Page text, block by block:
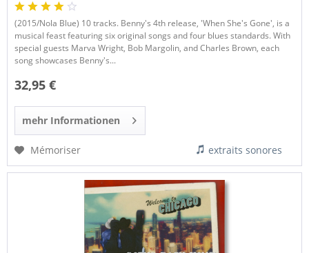
(2015/Nola Blue) 10 tracks. Benny's 4th release, 'When She's Gone', is a
musical feast featuring six original songs and four blues standards. With
special guests Marva Wright, Bob Margolin, and Charles Brown, each
song showcases Benny's...
32,95 €
mehr Informationen
Mémoriser extraits sonores